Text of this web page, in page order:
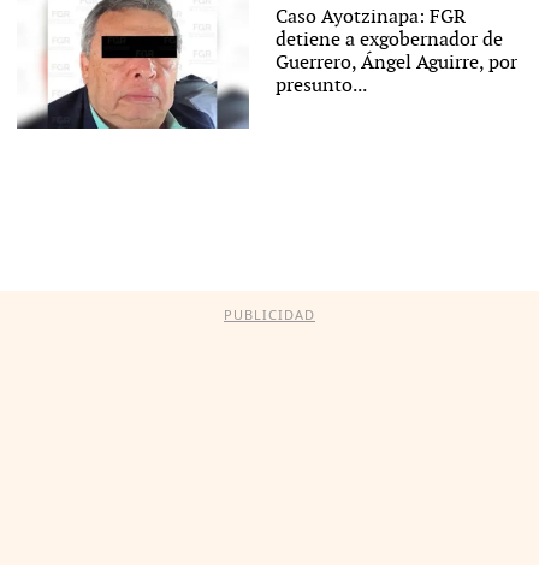
Caso Ayotzinapa: FGR
detiene a exgobernador de
Guerrero, Ángel Aguirre, por
presunto...
PUBLICIDAD